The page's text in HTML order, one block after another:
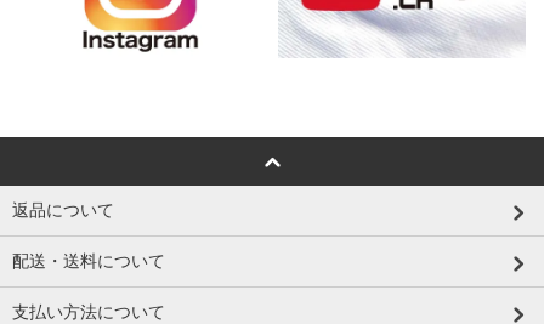
返品について
配送・送料について
支払い方法について